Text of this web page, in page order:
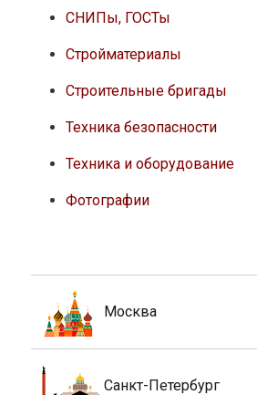
СНИПы, ГОСТы
Стройматериалы
Строительные бригады
Техника безопасности
Техника и оборудование
Фотографии
Москва
Санкт-Петербург